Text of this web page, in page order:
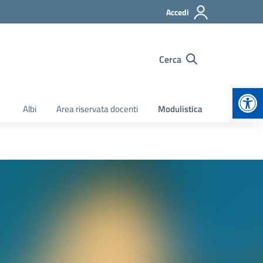
Accedi
Cerca
Albi Area riservata docenti Modulistica